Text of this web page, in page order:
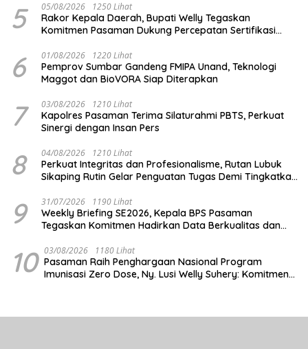
5 05/08/2026 1250 Lihat
Rakor Kepala Daerah, Bupati Welly Tegaskan
Komitmen Pasaman Dukung Percepatan Sertifikasi
6 01/08/2026 1220 Lihat
Pemprov Sumbar Gandeng FMIPA Unand, Teknologi
Maggot dan BioVORA Siap Diterapkan
7 03/08/2026 1210 Lihat
Kapolres Pasaman Terima Silaturahmi PBTS, Perkuat
Sinergi dengan Insan Pers
8 04/08/2026 1210 Lihat
Perkuat Integritas dan Profesionalisme, Rutan Lubuk
Sikaping Rutin Gelar Penguatan Tugas Demi Tingkatkan
9 31/07/2026 1190 Lihat
Weekly Briefing SE2026, Kepala BPS Pasaman
Tegaskan Komitmen Hadirkan Data Berkualitas dan
10 03/08/2026 1180 Lihat
Pasaman Raih Penghargaan Nasional Program
Imunisasi Zero Dose, Ny. Lusi Welly Suhery: Komitmen